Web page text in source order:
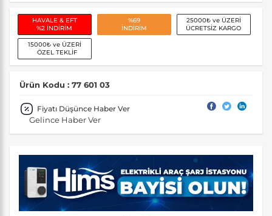
HAVALE & EFT
%2 İNDİRİM
%69
İNDİRİM
25000₺ ve ÜZERİ
ÜCRETSİZ KARGO
15000₺ ve ÜZERİ
ÖZEL TEKLİF
Ürün Kodu : 77 601 03
Fiyatı Düşünce Haber Ver
Gelince Haber Ver